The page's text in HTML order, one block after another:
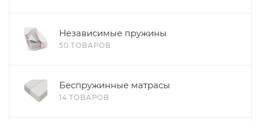
Независимые пружины
50 ТОВАРОВ
Беспружинные матрасы
14 ТОВАРОВ